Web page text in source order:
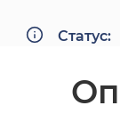
Статус: